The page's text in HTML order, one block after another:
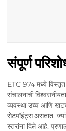
संपूर्ण
ETC 974 मध्ये विस्तृत
संचालनाची
व्यवस्था उच्च आणि खटच
सेटपॉइंट्स असतात,
स्तरांना दिले आहे.